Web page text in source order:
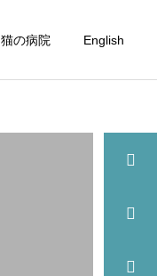
猫の病院 English